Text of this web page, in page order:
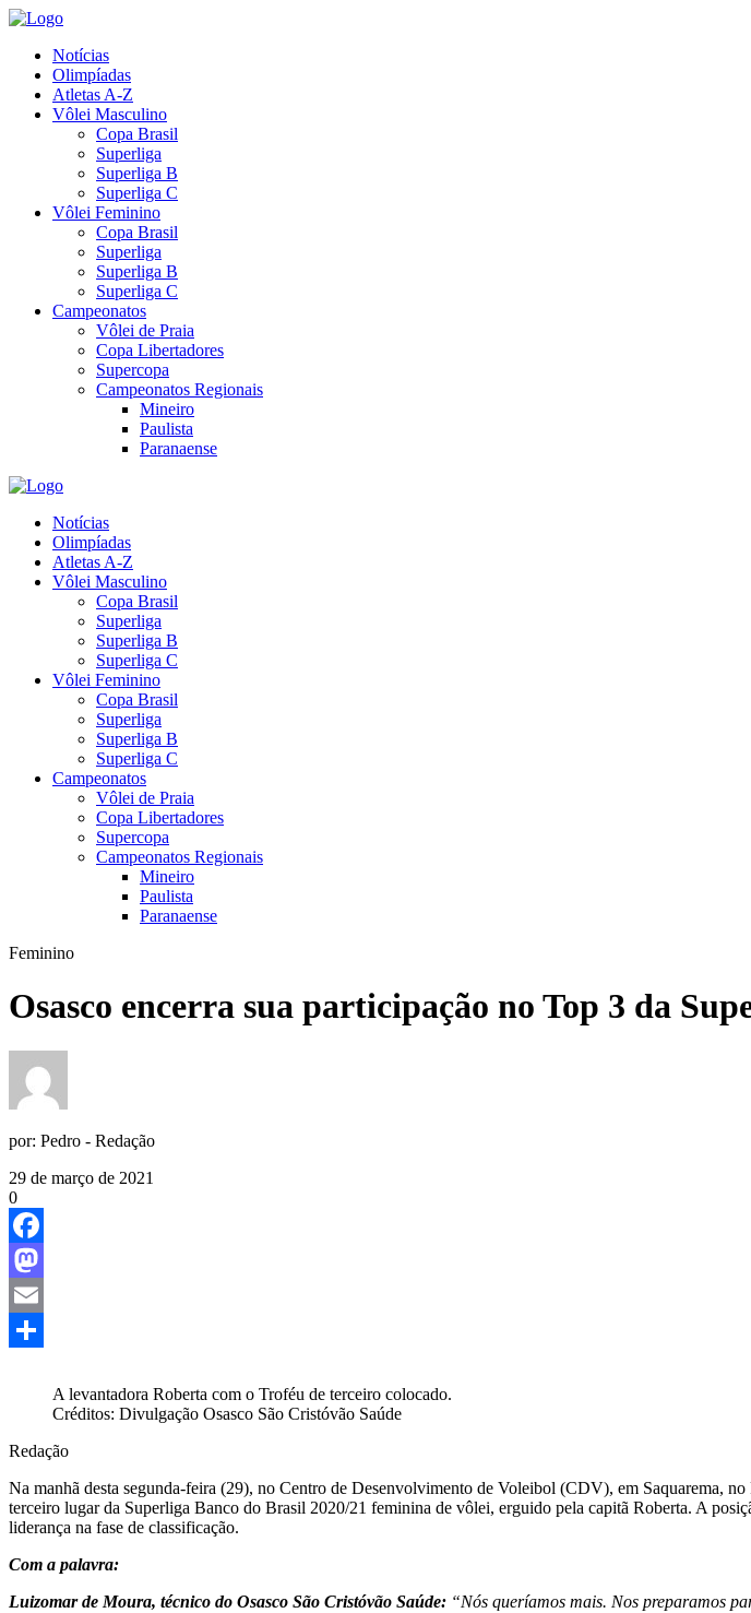
Notícias
Olimpíadas
Atletas A-Z
Vôlei Masculino
Copa Brasil
Superliga
Superliga B
Superliga C
Vôlei Feminino
Copa Brasil
Superliga
Superliga B
Superliga C
Campeonatos
Vôlei de Praia
Copa Libertadores
Supercopa
Campeonatos Regionais
Mineiro
Paulista
Paranaense
Notícias
Olimpíadas
Atletas A-Z
Vôlei Masculino
Copa Brasil
Superliga
Superliga B
Superliga C
Vôlei Feminino
Copa Brasil
Superliga
Superliga B
Superliga C
Campeonatos
Vôlei de Praia
Copa Libertadores
Supercopa
Campeonatos Regionais
Mineiro
Paulista
Paranaense
Feminino
Osasco encerra sua participação no Top 3 da
por: Pedro - Redação
29 de março de 2021
0
Facebook
Mastodon
Email
A levantadora Roberta com o Troféu de terceiro colocado.
Créditos: Divulgação Osasco São Cristóvão Saúde
Redação
Na manhã desta segunda-feira (29), no Centro de Desenvolvimento de Voleibol (CDV), em Saquarema,
terceiro lugar da Superliga Banco do Brasil 2020/21 feminina de vôlei, erguido pela capitã Roberta. A
liderança na fase de classificação.
Com a palavra:
Luizomar de Moura, técnico do Osasco São Cristóvão Saúde: “Nós queríamos mais. Nos preparamos